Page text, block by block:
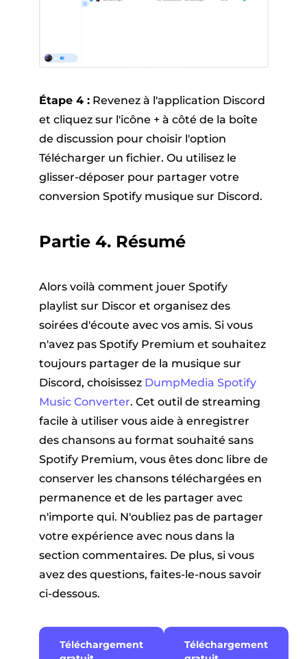
Étape 4 :Revenez à l'application Discord
et cliquez sur l'icône + à côté de la boîte
de discussion pour choisir l'option
Télécharger un fichier. Ou utilisez le
glisser-déposer pour partager votre
conversion Spotify musique sur Discord.
Partie 4. Résumé
Alors voilà comment jouer Spotify
playlist sur Discor et organisez des
soirées d'écoute avec vos amis. Si vous
n'avez pas Spotify Premium et souhaitez
toujours partager de la musique sur
Discord, choisissez DumpMedia Spotify
Music Converter. Cet outil de streaming
facile à utiliser vous aide à enregistrer
des chansons au format souhaité sans
Spotify Premium, vous êtes donc libre de
conserver les chansons téléchargées en
permanence et de les partager avec
n'importe qui. N'oubliez pas de partager
votre expérience avec nous dans la
section commentaires. De plus, si vous
avez des questions, faites-le-nous savoir
ci-dessous.
Téléchargement
Téléchargement